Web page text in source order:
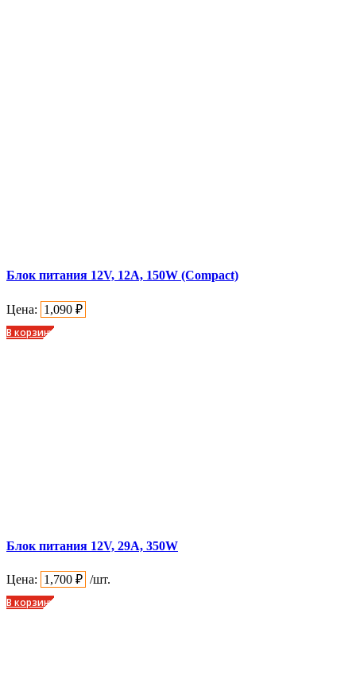
Блок питания 12V, 12A, 150W (Compact)
Цена: 1,090 ₽
В корзину
Блок питания 12V, 29A, 350W
Цена: 1,700 ₽ /шт.
В корзину